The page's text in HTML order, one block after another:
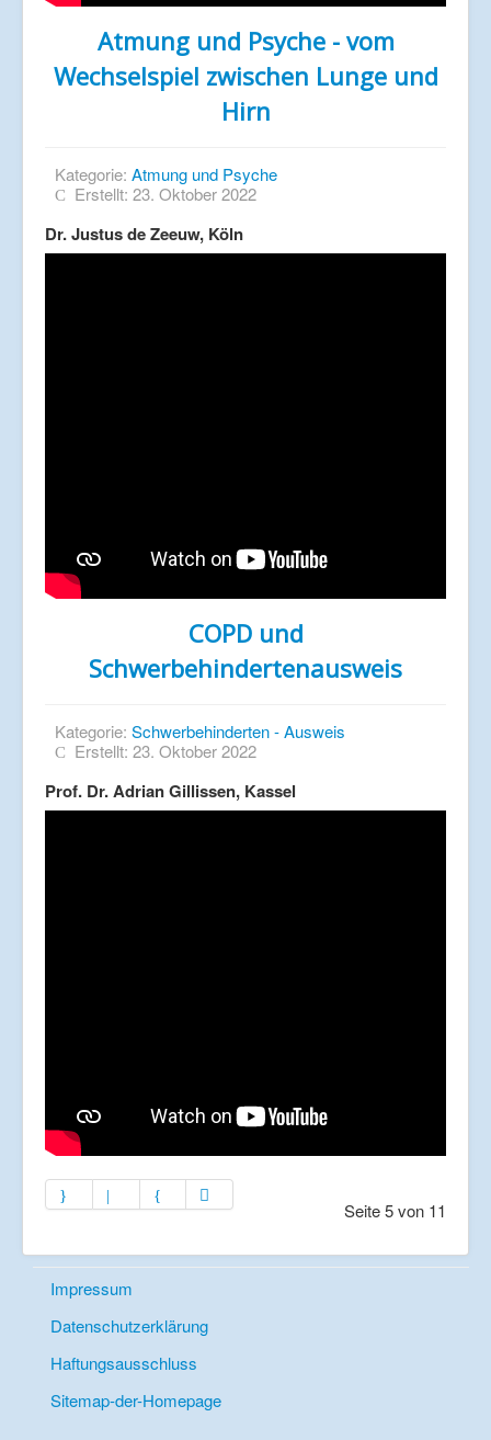
Atmung und Psyche - vom
Wechselspiel zwischen Lunge und
Hirn
Kategorie: Atmung und Psyche
Erstellt: 23. Oktober 2022
Dr. Justus de Zeeuw, Köln
COPD und
Schwerbehindertenausweis
Kategorie: Schwerbehinderten - Ausweis
Erstellt: 23. Oktober 2022
Prof. Dr. Adrian Gillissen, Kassel
Seite 5 von 11
Impressum
Datenschutzerklärung
Haftungsausschluss
Sitemap-der-Homepage